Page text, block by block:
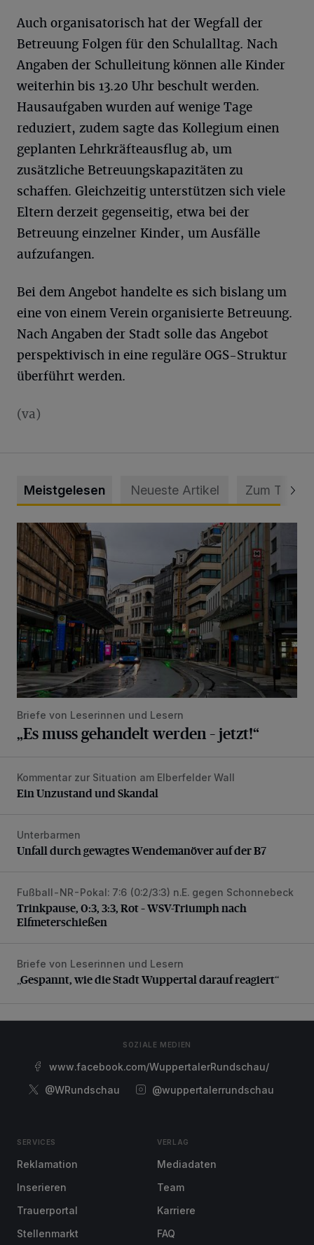
Auch organisatorisch hat der Wegfall der
Betreuung Folgen für den Schulalltag. Nach
Angaben der Schulleitung können alle Kinder
weiterhin bis 13.20 Uhr beschult werden.
Hausaufgaben wurden auf wenige Tage
reduziert, zudem sagte das Kollegium einen
geplanten Lehrkräfteausflug ab, um
zusätzliche Betreuungskapazitäten zu
schaffen. Gleichzeitig unterstützen sich viele
Eltern derzeit gegenseitig, etwa bei der
Betreuung einzelner Kinder, um Ausfälle
aufzufangen.
Bei dem Angebot handelte es sich bislang um
eine von einem Verein organisierte Betreuung.
Nach Angaben der Stadt solle das Angebot
perspektivisch in eine reguläre OGS-Struktur
überführt werden.
(va)
Meistgelesen Neueste Artikel Zum Thema
„Es muss gehandelt werden – jetzt!“
Briefe von Leserinnen und Lesern
„Es muss gehandelt werden – jetzt!“
Ein Unzustand und Skandal
Kommentar zur Situation am Elberfelder Wall
Ein Unzustand und Skandal
Unfall durch gewagtes Wendemanöver auf der B7
Unterbarmen
Unfall durch gewagtes Wendemanöver auf der B7
Trinkpause, 0:3, 3:3, Rot – WSV-Triumph nach
Fußball-NR-Pokal: 7:6 (0:2/3:3) n.E. gegen Schonnebeck
Trinkpause, 0:3, 3:3, Rot – WSV-Triumph nach
Elfmeterschießen
„Gespannt, wie die Stadt Wuppertal darauf reagiert“
Briefe von Leserinnen und Lesern
„Gespannt, wie die Stadt Wuppertal darauf reagiert“
SOZIALE MEDIEN
www.facebook.com/WuppertalerRundschau/
@WRundschau
@wuppertalerrundschau
SERVICES
Reklamation
Inserieren
Trauerportal
Stellenmarkt
VERLAG
Mediadaten
Team
Karriere
FAQ